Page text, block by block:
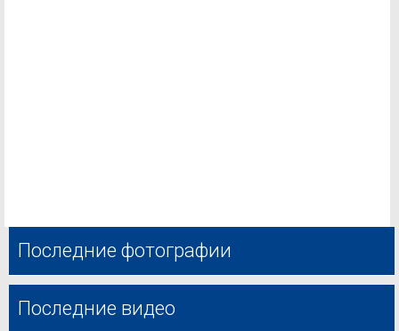
Последние фотографии
Последние видео